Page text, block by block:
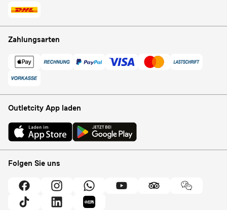
Zahlungsarten
Outletcity App laden
Folgen Sie uns